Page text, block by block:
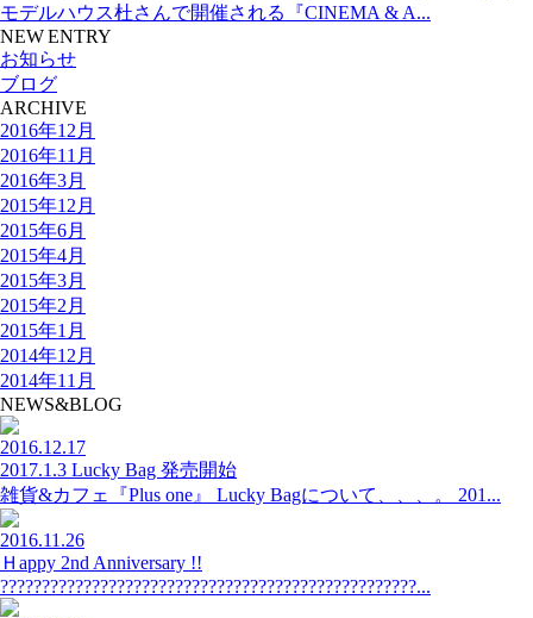
モデルハウス杜さんで開催される『CINEMA & A...
NEW ENTRY
お知らせ
ブログ
ARCHIVE
2016年12月
2016年11月
2016年3月
2015年12月
2015年6月
2015年4月
2015年3月
2015年2月
2015年1月
2014年12月
2014年11月
NEWS&BLOG
2016.12.17
2017.1.3 Lucky Bag 発売開始
雑貨&カフェ『Plus one』 Lucky Bagについて、、、。 201...
2016.11.26
Ｈappy 2nd Anniversary !!
??????????????????????????????????????????????????...